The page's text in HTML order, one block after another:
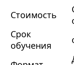
Стоимость
Срок
обучения